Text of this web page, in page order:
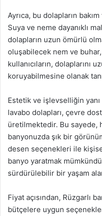
Ayrıca, bu dolapların
Suya ve neme dayanıklı
dolapların uzun ömürlü
oluşabilecek nem ve
kullanıcıların, dolaplarını
koruyabilmesine olanak
Estetik ve işlevselliğin yanı
lavabo dolapları, çevre
üretilmektedir. Bu sayede,
banyonuzda şık bir
desen seçenekleri ile
banyo yaratmak
sürdürülebilir bir yaşam
Fiyat açısından, Rüzgarlı
bütçelere uygun